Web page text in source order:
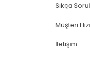
Sıkça
Müşteri
İletişim